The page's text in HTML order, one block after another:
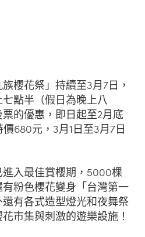
櫻花祭」持續至3月7日，
點半（假日為晚上八
的優惠，即日起至2月底
680元，3月1日至3月7日
進入最佳賞櫻期，5000棵
粉色櫻花變身「台灣第一
有各式造型燈光和夜舞祭
市集與刺激的遊樂設施！